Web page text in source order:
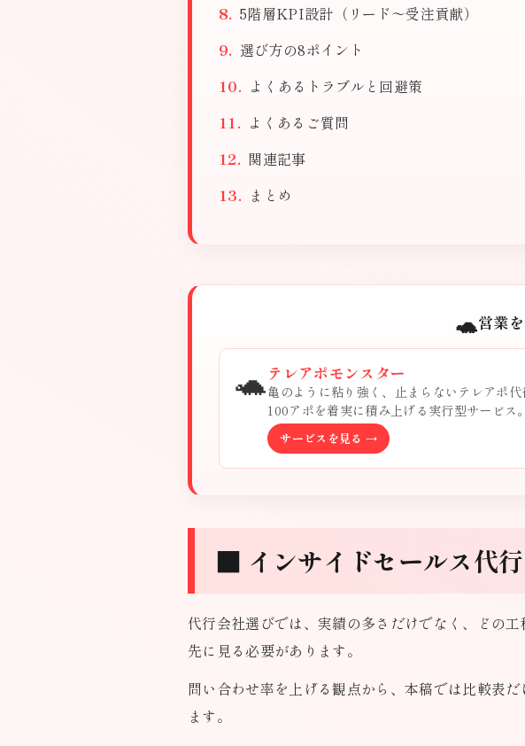
5階層KPI設計（リード〜受注貢献）
選び方の8ポイント
よくあるトラブルと回避策
よくあるご質問
関連記事
まとめ
🐢営業
🐢 テレアポモンスター
亀のように粘り強く、止まらないテレアポ代
100アポを着実に積み上げる実行型サービス。
サービスを見る →
■ インサイドセールス代
代行会社選びでは、実績の多さだけでなく、どの
先に見る必要があります。
問い合わせ率を上げる観点から、本稿では比較表
ます。